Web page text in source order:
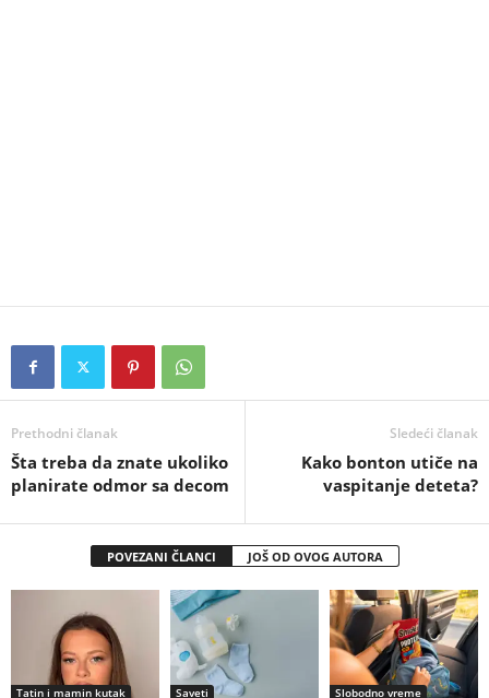
Prethodni članak
Šta treba da znate ukoliko
planirate odmor sa decom
Sledeći članak
Kako bonton utiče na
vaspitanje deteta?
POVEZANI ČLANCI JOŠ OD OVOG AUTORA
Tatin i mamin kutak Saveti Slobodno vreme